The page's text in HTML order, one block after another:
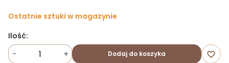
Ostatnie sztuki w magazynie
Ilość:
- + Dodaj do koszyka favorite_border